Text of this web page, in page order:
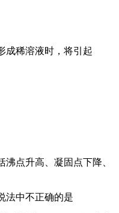
稀溶液时，将引起
点升高、凝固点下降、
中不正确的是